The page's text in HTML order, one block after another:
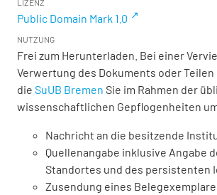
LIZENZ
Public Domain Mark 1.0
NUTZUNG
Frei zum Herunterladen. Bei einer
Verwertung des Dokuments oder
die SuUB Bremen Sie im Rahmen der
wissenschaftlichen Gepflogenheiten
Nachricht an die besitzende
Quellenangabe inklusive Angabe
Standortes und des persistenten
Zusendung eines